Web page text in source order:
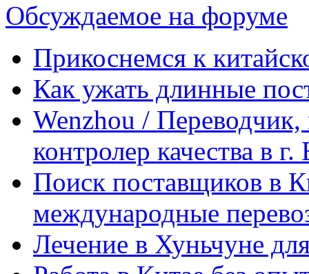
Обсуждаемое на форуме
Прикоснемся к
Как ужать длинные
Wenzhou / Переводчик,
контролер качества в
Поиск поставщиков в
международные
Лечение в Хуньчуне